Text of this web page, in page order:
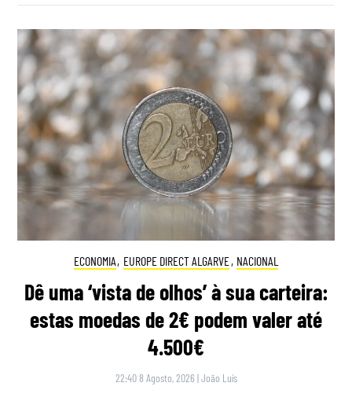
ECONOMIA, EUROPE DIRECT ALGARVE, NACIONAL
Dê uma ‘vista de olhos’ à sua carteira:
estas moedas de 2€ podem valer até
4.500€
22:40 8 Agosto, 2026 |João Luís